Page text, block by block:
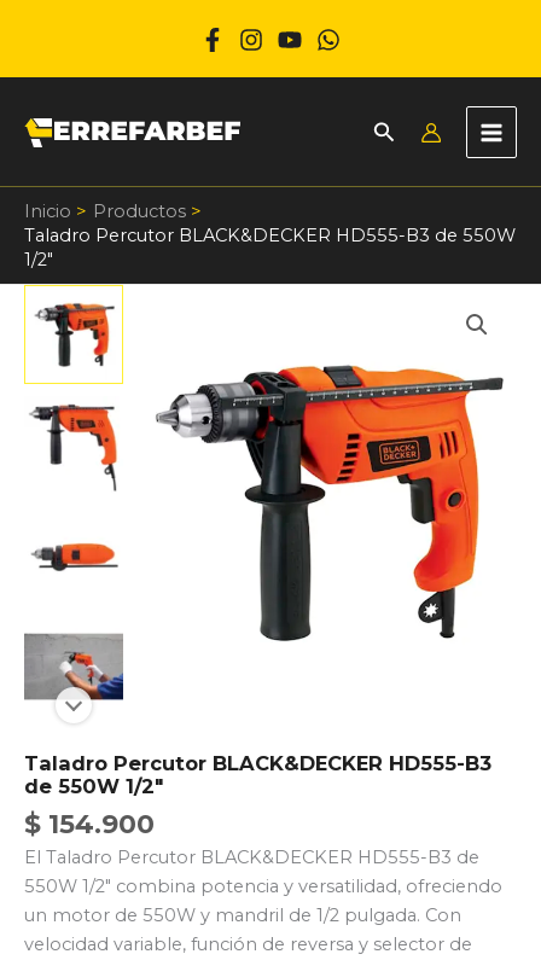
Inicio
Productos
Taladro Percutor BLACK&DECKER HD555-B3 de 550W
1/2″
Taladro Percutor BLACK&DECKER HD555-B3
de 550W 1/2″
$ 154.900
El Taladro Percutor BLACK&DECKER HD555-B3 de
550W 1/2″ combina potencia y versatilidad, ofreciendo
un motor de 550W y mandril de 1/2 pulgada. Con
velocidad variable, función de reversa y selector de